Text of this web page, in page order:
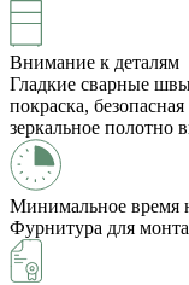
Внимание к деталям
Гладкие сварные
покраска,
зеркальное полотно
Минимальное время
Фурнитура для